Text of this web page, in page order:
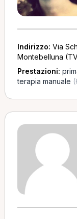
Indirizzo: Via
Montebelluna
Prestazioni:
terapia manuale